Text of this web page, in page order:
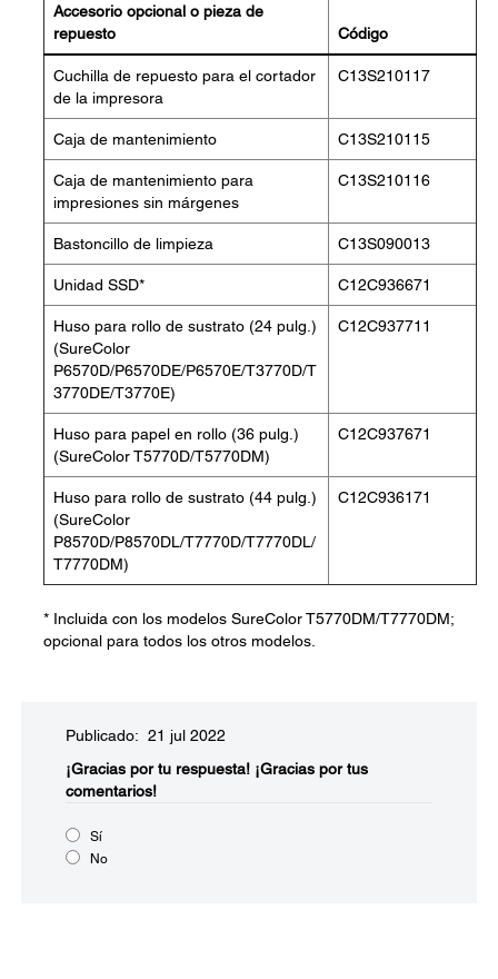
Accesorio opcional o pieza de
repuesto
Código
Cuchilla de repuesto para el cortador
de la impresora
C13S210117
Caja de mantenimiento C13S210115
Caja de mantenimiento para
impresiones sin márgenes
C13S210116
Bastoncillo de limpieza C13S090013
Unidad SSD* C12C936671
Huso para rollo de sustrato (24 pulg.)
(SureColor
P6570D/P6570DE/P6570E/T3770D/T
3770DE/T3770E)
C12C937711
Huso para papel en rollo (36 pulg.)
(SureColor T5770D/T5770DM)
C12C937671
Huso para rollo de sustrato (44 pulg.)
(SureColor
P8570D/P8570DL/T7770D/T7770DL/
T7770DM)
C12C936171
* Incluida con los modelos SureColor T5770DM/T7770DM;
opcional para todos los otros modelos.
Publicado: 21 jul 2022
¡Gracias por tu respuesta! ¡Gracias por tus
comentarios!
Sí
No